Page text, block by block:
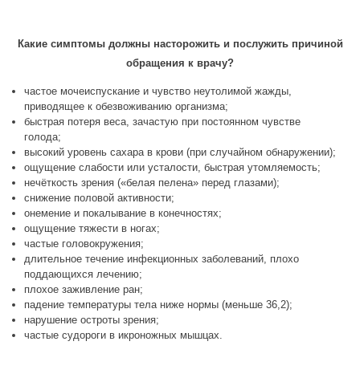
Какие симптомы должны насторожить и послужить причиной
обращения к врачу?
частое мочеиспускание и чувство неутолимой жажды,
приводящее к обезвоживанию организма;
быстрая потеря веса, зачастую при постоянном чувстве
голода;
высокий уровень сахара в крови (при случайном обнаружении);
ощущение слабости или усталости, быстрая утомляемость;
нечёткость зрения («белая пелена» перед глазами);
снижение половой активности;
онемение и покалывание в конечностях;
ощущение тяжести в ногах;
частые головокружения;
длительное течение инфекционных заболеваний, плохо
поддающихся лечению;
плохое заживление ран;
падение температуры тела ниже нормы (меньше 36,2);
нарушение остроты зрения;
частые судороги в икроножных мышцах.